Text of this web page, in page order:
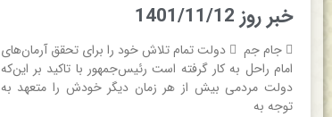
خبر روز 1401/11/12
 جام جم  دولت تمام تلاش خود را برای تحقق آرمان‌های
امام راحل به کار گرفته است رئیس‌جمهور با تاکید بر این‌که
دولت مردمی بیش از هر زمان دیگر خودش را متعهد به
توجه به